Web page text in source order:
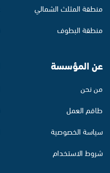
منطقة المثلث الشمالي
منطقة البطوف
عن المؤسسة
من نحن
طاقم العمل
سياسة الخصوصية
شروط الاستخدام